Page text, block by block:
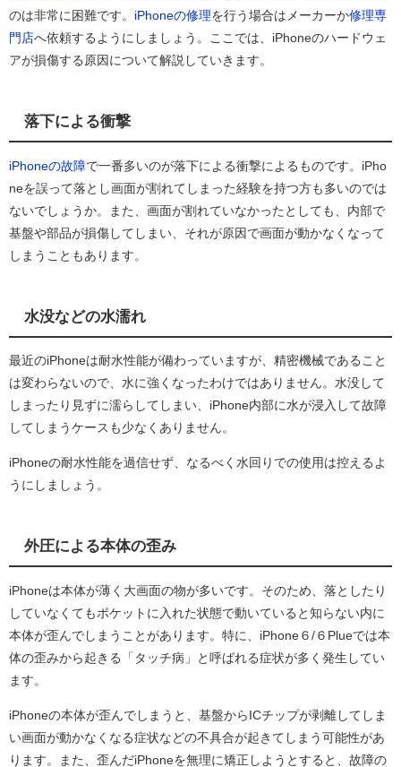
のは非常に困難です。 iPhoneの修理を行う場合はメーカーか修理専
門店へ依頼するようにしましょう。ここでは、iPhoneのハードウェ
アが損傷する原因について解説していきます。
落下による衝撃
iPhoneの故障で一番多いのが落下による衝撃によるものです。iPho
neを誤って落とし画面が割れてしまった経験を持つ方も多いのでは
ないでしょうか。また、画面が割れていなかったとしても、内部で
基盤や部品が損傷してしまい、それが原因で画面が動かなくなって
しまうこともあります。
水没などの水濡れ
最近のiPhoneは耐水性能が備わっていますが、精密機械であること
は変わらないので、水に強くなったわけではありません。水没して
しまったり見ずに濡らしてしまい、iPhone内部に水が浸入して故障
してしまうケースも少なくありません。
iPhoneの耐水性能を過信せず、なるべく水回りでの使用は控えるよ
うにしましょう。
外圧による本体の歪み
iPhoneは本体が薄く大画面の物が多いです。そのため、落としたり
していなくてもポケットに入れた状態で動いていると知らない内に
本体が歪んでしまうことがあります。特に、iPhone６/６Plueでは本
体の歪みから起きる「タッチ病」と呼ばれる症状が多く発生してい
ます。
iPhoneの本体が歪んでしまうと、基盤からICチップが剥離してしま
い画面が動かなくなる症状などの不具合が起きてしまう可能性があ
ります。また、歪んだiPhoneを無理に矯正しようとすると、故障の